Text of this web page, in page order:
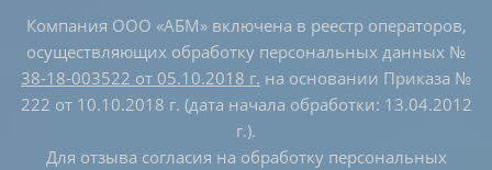
Компания ООО «АБМ» включена в реестр операторов,
осуществляющих обработку персональных данных №
38-18-003522 от 05.10.2018 г. на основании Приказа №
222 от 10.10.2018 г. (дата начала обработки: 13.04.2012
г.).
Для отзыва согласия на обработку персональных